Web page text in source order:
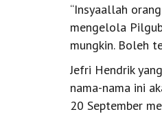
“Insyaallah
mengelola
mungkin. Boleh
Jefri Hendrik
nama-nama ini
20 September